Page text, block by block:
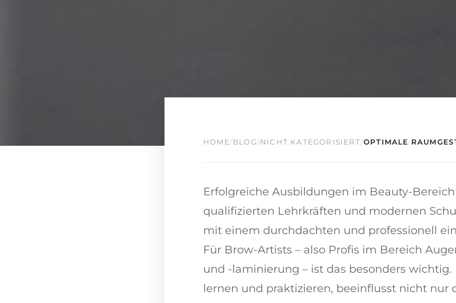
HOME/BLOG/NICHT KATEGORISIERT/OPTIMALE
Erfolgreiche Ausbildungen im Beauty-
qualifizierten Lehrkräften und modernen
mit einem durchdachten und professionell
Für Brow-Artists – also Profis im Bereich
und -laminierung – ist das besonders wichtig.
lernen und praktizieren, beeinflusst nicht nur